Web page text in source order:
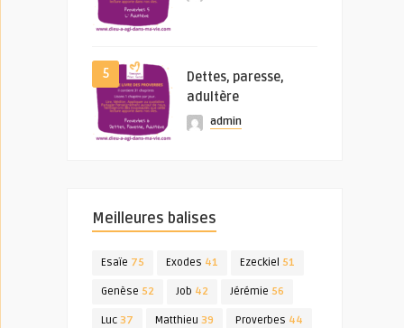
5
Dettes, paresse,
adultère
admin
Meilleures balises
Esaïe 75 Exodes 41 Ezeckiel 51
Genèse 52 Job 42 Jérémie 56
Luc 37 Matthieu 39 Proverbes 44